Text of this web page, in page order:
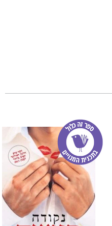
הוא
הוא גם מדריך